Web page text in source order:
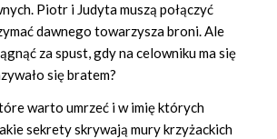
Piotr i Judyta muszą połączyć
dawnego towarzysza broni. Ale
za spust, gdy na celowniku ma się
się bratem?
warto umrzeć i w imię których
sekrety skrywają mury krzyżackich